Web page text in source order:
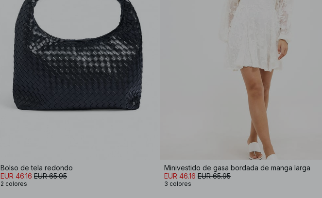
Bolso de tela redondo
EUR 46.16 EUR 65.95
2 colores
Minivestido de gasa bordada de manga larga
EUR 46.16 EUR 65.95
3 colores